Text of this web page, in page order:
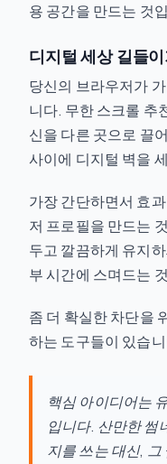
용 공간을 만드는 것
디지털 세상 길들이
당신의 브라우저가
니다. 무한 스크롤 추
신을 다른 곳으로 끌
사이에 디지털 벽을
가장 간단하면서 효
저 프로필을 만드는
두고 깔끔하게 유지
부 시간에 스며드는
좀 더 확실한 차단을
하는 도구들이 있습
핵심 아이디어는
입니다. 산만한 썸
지를 쓰는 대신,